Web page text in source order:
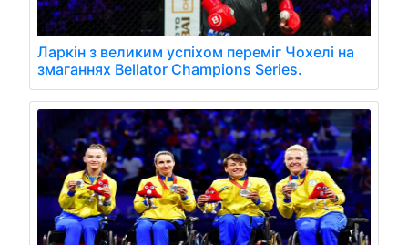
Ларкін з великим успіхом переміг Чохелі на
змаганнях Bellator Champions Series.